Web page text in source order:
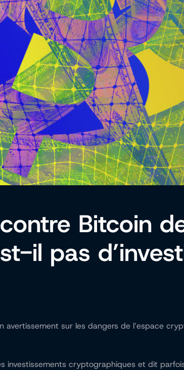
Bitcoin
il pas
avertissement sur les dangers de l’espace
investissements cryptographiques et dit